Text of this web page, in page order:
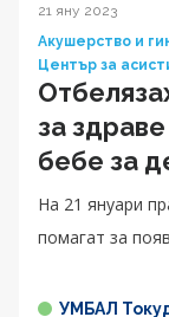
21 яну 2023
Акушерство и
Център за
за
бебе за
На 21 януари
помагат за
УМБАЛ